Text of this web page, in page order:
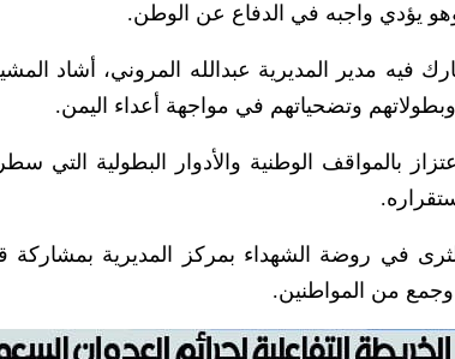
يؤدي واجبه في الدفاع عن الوطن.
فيه مدير المديرية عبدالله المروني، أشاد
وبطولاتهم وتضحياتهم في مواجهة أعداء اليمن.
بالمواقف الوطنية والأدوار البطولية
في روضة الشهداء بمركز المديرية بمشاركة
وجمع من المواطنين.